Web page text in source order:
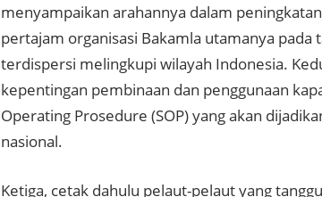
menyampaikan arahannya dalam
pertajam organisasi Bakamla utamanya pada
terdispersi melingkupi wilayah Indonesia.
kepentingan pembinaan dan penggunaan
Operating Prosedure (SOP) yang akan
nasional.
Ketiga, cetak dahulu pelaut-pelaut yang